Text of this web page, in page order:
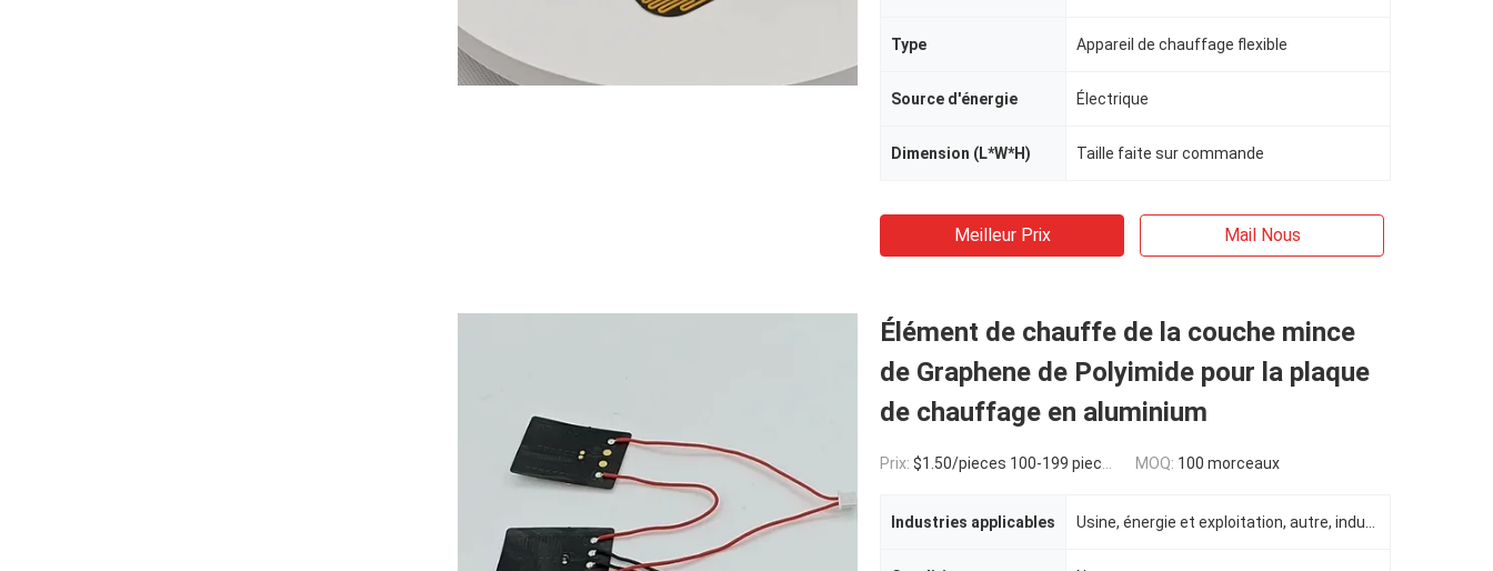
Type Appareil de chauffage flexible
Source d'énergie Électrique
Dimension (L*W*H) Taille faite sur commande
Meilleur Prix Mail Nous
Élément de chauffe de la couche mince
de Graphene de Polyimide pour la plaque
de chauffage en aluminium
Prix: $1.50/pieces 100-199 pieces MOQ: 100 morceaux
Industries applicables